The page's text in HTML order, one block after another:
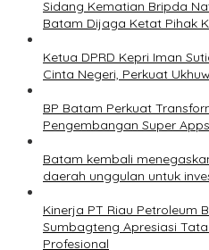
Sidang Kematian Bripda
Batam Dijaga Ketat Pihak
Ketua DPRD Kepri Iman
Cinta Negeri, Perkuat
BP Batam Perkuat
Pengembangan Super Apps
Batam kembali
daerah unggulan untuk
Kinerja PT Riau Petroleum
Sumbagteng Apresiasi
Profesional